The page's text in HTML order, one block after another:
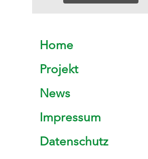
Home
Projekt
News
Impressum
Datenschutz